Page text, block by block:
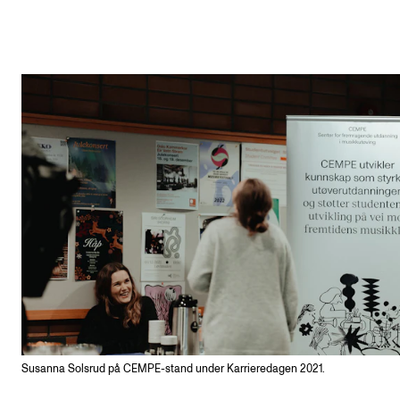
Susanna Solsrud på CEMPE-stand under Karrieredagen 2021.